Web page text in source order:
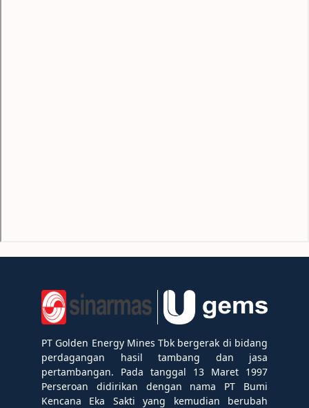
PT Golden Energy Mines Tbk bergerak di bidang
perdagangan hasil tambang dan jasa
pertambangan. Pada tanggal 13 Maret 1997
Perseroan didirikan dengan nama PT Bumi
Kencana Eka Sakti yang kemudian berubah